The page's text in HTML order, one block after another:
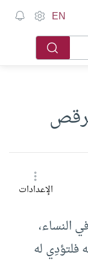
EN
حجم الخطالإعدادات
النساء،
له